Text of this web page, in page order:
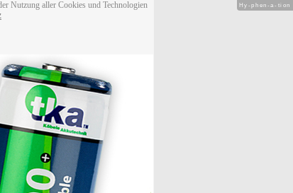
Nutzung aller Cookies und Technologien
Hy-phen-a-tion